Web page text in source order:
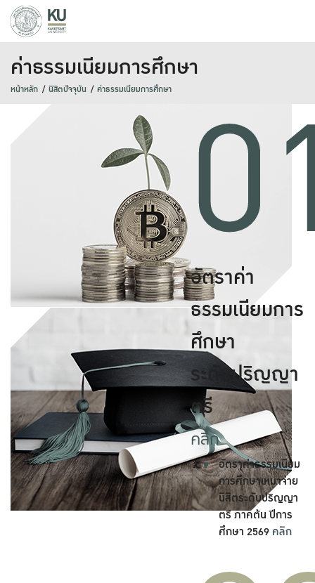
ค่าธรรมเนียมการศึกษา
หน้าหลัก นิสิตปัจจุบัน ค่าธรรมเนียมการศึกษา
อัตราค่า
ธรรมเนียมการ
ศึกษา
ระดับปริญญา
ตรี
คลิก
อัตราค่าธรรมเนียม
การศึกษาเหมาจ่าย
นิสิตระดับปริญญา
ตรี ภาคต้น ปีการ
ศึกษา 2569 คลิก